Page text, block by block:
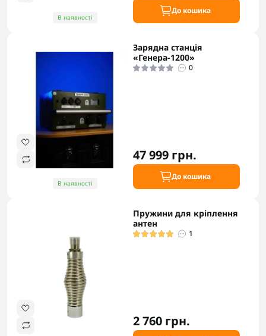
В наявності
До кошика
В наявності
Зарядна станція
«Генера-1200»
0
47 999 грн.
До кошика
Пружини для кріплення
антен
1
2 760 грн.